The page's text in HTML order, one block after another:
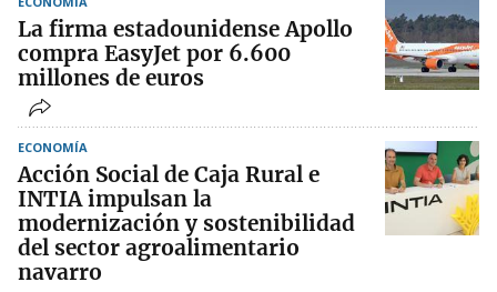
La firma estadounidense Apollo
compra EasyJet por 6.600
millones de euros
ECONOMÍA
Acción Social de Caja Rural e
INTIA impulsan la
modernización y sostenibilidad
del sector agroalimentario
navarro